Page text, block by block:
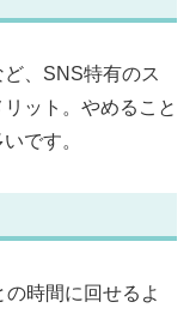
、SNS特有のス
ット。やめること
です。
時間に回せるよ